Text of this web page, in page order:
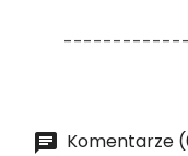
Komentarze